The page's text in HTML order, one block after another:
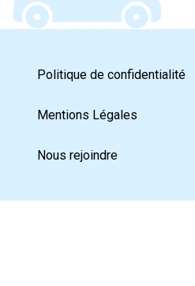
Politique de confidentialité
Mentions Légales
Nous rejoindre